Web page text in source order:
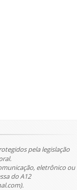
pela legislação
eletrônico ou
do A12